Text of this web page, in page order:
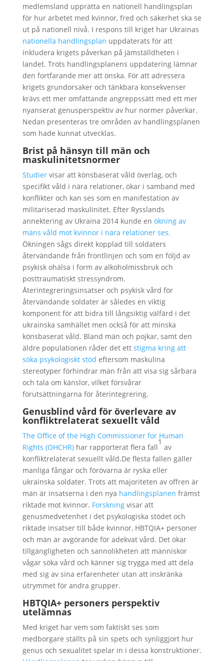
medlemsland upprätta en nationell handlingsplan
för hur arbetet med kvinnor, fred och säkerhet ska se
ut på nationell nivå. I respons till kriget har Ukrainas
nationella handlingsplan uppdaterats för att
inkludera krigets påverkan på jämställdheten i
landet. Trots handlingsplanens uppdatering lämnar
den fortfarande mer att önska. För att adressera
krigets grundorsaker och tänkbara konsekvenser
krävs ett mer omfattande angreppssätt med ett mer
nyanserat genusperspektiv av hur normer påverkar.
Nedan presenteras tre områden av handlingsplanen
som hade kunnat utvecklas.
Brist på hänsyn till män och
maskulinitetsnormer
Studiervisar att könsbaserat våld överlag, och
specifikt våld i nära relationer, ökar i samband med
konflikter och kan ses som en manifestation av
militariserad maskulinitet. Efter Rysslands
annektering av Ukraina 2014 kunde en ökning av
mäns våld mot kvinnor i nära relationer ses.
Ökningen sågs direkt kopplad till soldaters
återvändande från frontlinjen och som en följd av
psykisk ohälsa i form av alkoholmissbruk och
posttraumatiskt stressyndrom.
Återintegreringsinsatser och psykisk vård för
återvändande soldater är således en viktig
komponent för att bidra till långsiktig välfärd i det
ukrainska samhället men också för att minska
könsbaserat våld. Bland män och pojkar, samt den
äldre populationen råder det ett stigma kring att
söka psykologiskt stöd eftersom maskulina
stereotyper förhindrar män från att visa sig sårbara
och tala om känslor, vilket försvårar
förutsättningarna för återintegrering.
Genusblind vård för överlevare av
konfliktrelaterat sexuellt våld
The Office of the High Commissioner for Human
Rights (OHCHR)har rapporterat flera fall
1
av
konfliktrelaterat sexuellt våld.De flesta fallen gäller
manliga fångar och förövarna är ryska eller
ukrainska soldater. Trots att majoriteten av offren är
män är insatserna i den nya handlingsplanen främst
riktade mot kvinnor. Forskningvisar att
genusmedvetenhet i det psykologiska stödet och
riktade insatser till både kvinnor, HBTQIA+ personer
och män är avgörande för adekvat vård. Det ökar
tillgängligheten och sannolikheten att människor
vågar söka vård och känner sig trygga med att dela
med sig av sina erfarenheter utan att inskränka
utrymmet för andra grupper.
HBTQIA+ personers perspektiv
utelämnas
Med kriget har vem som faktiskt ses som
medborgare ställts på sin spets och synliggjort hur
genus och sexualitet spelar in i dessa konstruktioner.